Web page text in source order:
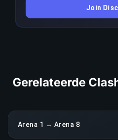
aanhoudende terugval in
Join
Gerelateerde
Arena 1 → Arena 8